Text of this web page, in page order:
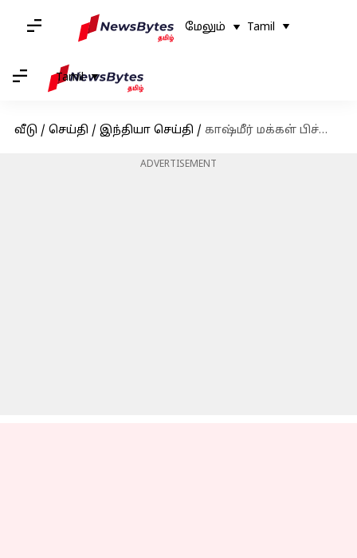
மேலும் Tamil
Tamil
வீடு / செய்தி / இந்தியா செய்தி / காஷ்மீர் மக்கள் பிச்சை எடுப்பவர்கள் அல்ல: தேர்தல் தாமதம் குறித்து உமர் அப்துல்லா
ADVERTISEMENT